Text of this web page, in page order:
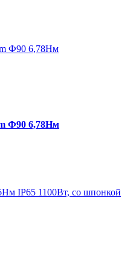
Ф90 6,78Нм